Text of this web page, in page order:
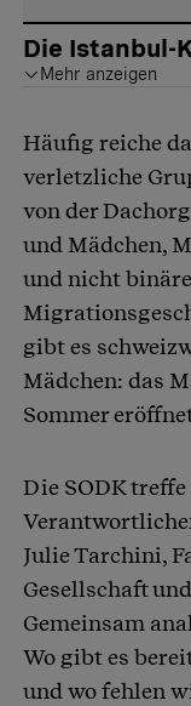
Die Istanbul-
Mehr anzeigen
Häufig reiche
verletzliche
von der
und Mädchen,
und nicht
gibt es
Mädchen: das
Sommer
Die SODK
Julie Tarchini,
Gesellschaft
Gemeinsam
Wo gibt es
und wo fehlen